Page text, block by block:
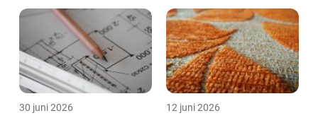
30 juni 2026 12 juni 2026